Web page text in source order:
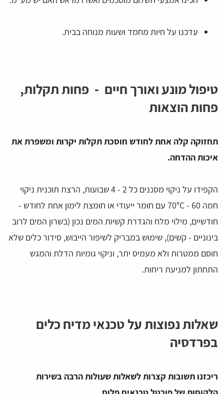
עדכנו על חיות מחמד ושעות מנוחה בבית.
טיפול מונע ואורך חיים - פחות תקלות,
פחות הוצאות
תחזוקה קלה אחת לחודש חוסכת תקלות יקרות ומשפרת את
איכות ההדחה.
הקפידו על ניקוי מסננים כל 2 - 4 שבועות, הרצת תוכנית ניקוי
חמה 60 - 70°C עם חומר ייעודי או חומצת לימון אחת לחודש -
חודשיים, מילוי מלח והגדרת קשיות המים נכון (בשרון המים לרוב
בינוניים - קשים), שימוש במבריק לשיפור הייבוש, סידור כלים שלא
חוסם ממטרות ולא מעמיס יתר, וניקוי גומיות הדלת והמגש
התחתון למניעת ריחות.
שאלות נפוצות על טכנאי מדיח כלים
בפרדסיה
ריכזנו תשובות קצרות לשאלות שעולות הרבה בשירות